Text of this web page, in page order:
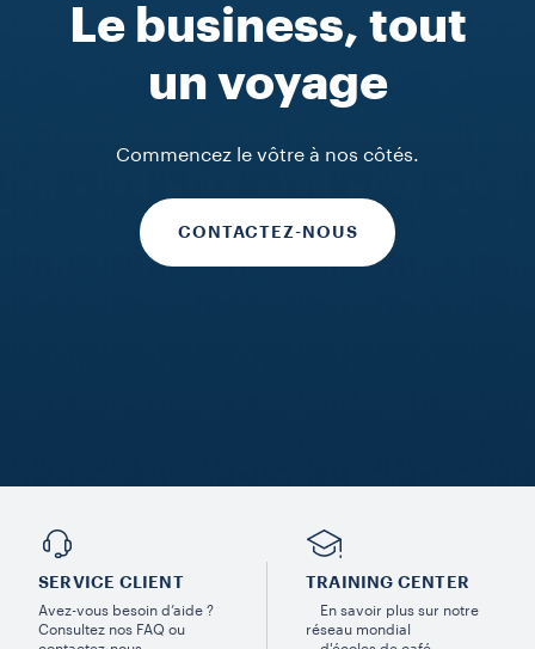
Le business, tout
un voyage
Commencez le vôtre à nos côtés.
CONTACTEZ-NOUS
SERVICE CLIENT
Avez-vous besoin d’aide ?
Consultez nos FAQ ou
TRAINING CENTER
En savoir plus sur notre
réseau mondial